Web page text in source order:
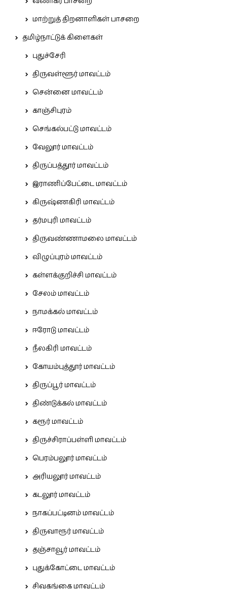
மாற்றுத் திறனாளிகள் பாசறை
தமிழ்நாட்டுக் கிளைகள்
புதுச்சேரி
திருவள்ளூர் மாவட்டம்
சென்னை மாவட்டம்
காஞ்சிபுரம்
செங்கல்பட்டு மாவட்டம்
வேலூர் மாவட்டம்
திருப்பத்தூர் மாவட்டம்
இராணிப்பேட்டை மாவட்டம்
கிருஷ்ணகிரி மாவட்டம்
தர்மபுரி மாவட்டம்
திருவண்ணாமலை மாவட்டம்
விழுப்புரம் மாவட்டம்
கள்ளக்குறிச்சி மாவட்டம்
சேலம் மாவட்டம்
நாமக்கல் மாவட்டம்
ஈரோடு மாவட்டம்
நீலகிரி மாவட்டம்
கோயம்புத்தூர் மாவட்டம்
திருப்பூர் மாவட்டம்
திண்டுக்கல் மாவட்டம்
கரூர் மாவட்டம்
திருச்சிராப்பள்ளி மாவட்டம்
பெரம்பலூர் மாவட்டம்
அரியலூர் மாவட்டம்
கடலூர் மாவட்டம்
நாகப்பட்டினம் மாவட்டம்
திருவாரூர் மாவட்டம்
தஞ்சாவூர் மாவட்டம்
புதுக்கோட்டை மாவட்டம்
சிவகங்கை மாவட்டம்